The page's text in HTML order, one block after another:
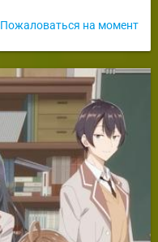
Пожаловаться на момент